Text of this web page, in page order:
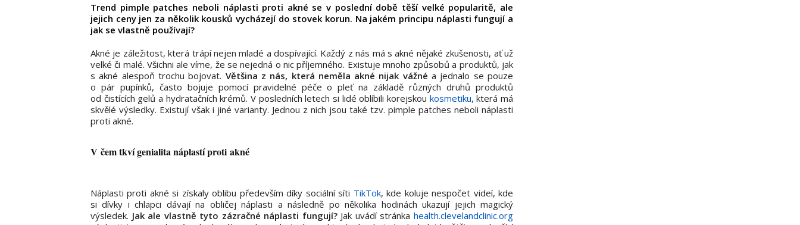
Trend pimple patches neboli náplasti proti akné se v poslední době těší velké popularitě, ale
jejich ceny jen za několik kousků vycházejí do stovek korun. Na jakém principu náplasti fungují a
jak se vlastně používají?
Akné je záležitost, která trápí nejen mladé a dospívající. Každý z nás má s akné nějaké zkušenosti, ať už
velké či malé. Všichni ale víme, že se nejedná o nic příjemného. Existuje mnoho způsobů a produktů, jak
s akné alespoň trochu bojovat. Většina z nás, která neměla akné nijak vážné a jednalo se pouze
o pár pupínků, často bojuje pomocí pravidelné péče o pleť na základě různých druhů produktů
od čistících gelů a hydratačních krémů. V posledních letech si lidé oblíbili korejskou kosmetiku, která má
skvělé výsledky. Existují však i jiné varianty. Jednou z nich jsou také tzv. pimple patches neboli náplasti
proti akné.
V čem tkví genialita náplastí proti akné
Náplasti proti akné si získaly oblibu především díky sociální síti TikTok, kde koluje nespočet videí, kde
si dívky i chlapci dávají na obličej náplasti a následně po několika hodinách ukazují jejich magický
výsledek. Jak ale vlastně tyto zázračné náplasti fungují?Jak uvádí stránkahealth.clevelandclinic.org